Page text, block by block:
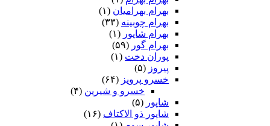
بهرام بهرامیان‏ (۱)
بهرام چوبینه (۳۳)
بهرام شاپور (۱)
بهرام گور (۵۹)
پوران دخت (۱)
پیروز (۵)
خسرو پرویز (۶۴)
خسرو و شیرین (۴)
شاپور (۵)
شاپور ذو الاکتاف (۱۶)